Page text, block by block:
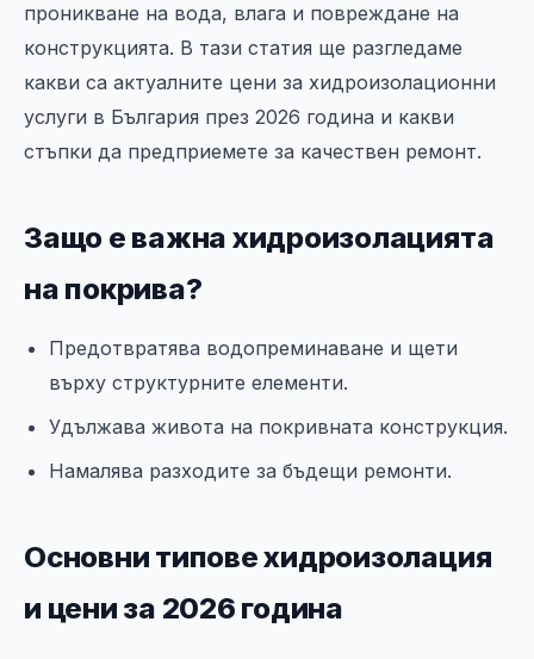
проникване на вода, влага и повреждане на
конструкцията. В тази статия ще разгледаме
какви са актуалните цени за хидроизолационни
услуги в България през 2026 година и какви
стъпки да предприемете за качествен ремонт.
Защо е важна хидроизолацията
на покрива?
Предотвратява водопреминаване и щети
върху структурните елементи.
Удължава живота на покривната конструкция.
Намалява разходите за бъдещи ремонти.
Основни типове хидроизолация
и цени за 2026 година